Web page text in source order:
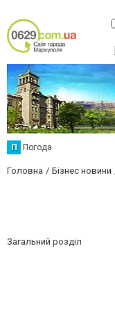
П Погода
Головна Бізнес новини
Загальний розділ